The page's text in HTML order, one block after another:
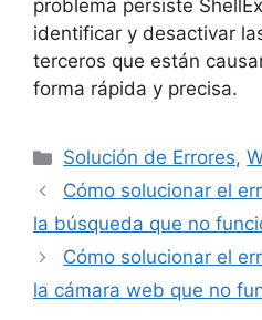
problema persiste
identificar y desactivar
terceros que están
forma rápida y precisa.
Solución de Errores,
Cómo solucionar el
la búsqueda que no
Cómo solucionar el
la cámara web que no